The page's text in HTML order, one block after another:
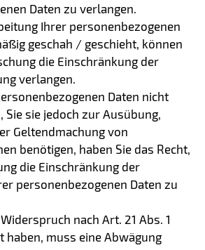
Daten zu verlangen.
Ihrer personenbezogenen
geschah / geschieht, können
die Einschränkung der
verlangen.
Daten nicht
Sie sie jedoch zur Ausübung,
Geltendmachung von
benötigen, haben Sie das Recht,
die Einschränkung der
personenbezogenen Daten zu
nach Art. 21 Abs. 1
haben, muss eine Abwägung